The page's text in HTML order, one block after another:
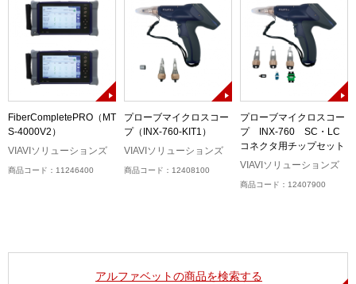
FiberCompletePRO（MT
S-4000V2）
VIAVIソリューションズ
商品コード：11246400
プローブマイクロスコー
プ（INX-760-KIT1）
VIAVIソリューションズ
商品コード：12408100
プローブマイクロスコー
プ INX-760 SC・LC
コネクタ用チップセット
VIAVIソリューションズ
商品コード：12407900
アルファベットの商品を検索する